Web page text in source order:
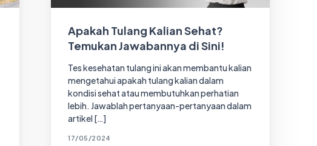
Apakah Tulang Kalian Sehat?
Temukan Jawabannya di Sini!
Tes kesehatan tulang ini akan membantu kalian
mengetahui apakah tulang kalian dalam
kondisi sehat atau membutuhkan perhatian
lebih. Jawablah pertanyaan-pertanyaan dalam
artikel […]
17/05/2024